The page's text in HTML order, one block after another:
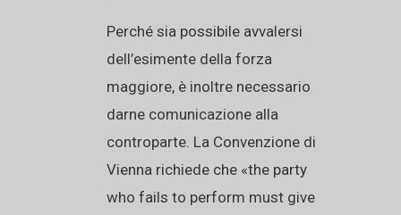
Perché sia possibile avvalersi
dell’esimente della forza
maggiore, è inoltre necessario
darne comunicazione alla
controparte. La Convenzione di
Vienna richiede che «the party
who fails to perform must give